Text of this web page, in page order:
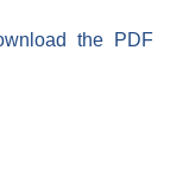
the PDF